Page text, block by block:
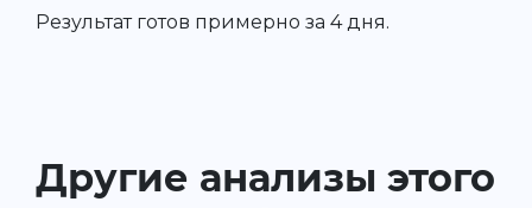
Результат готов примерно за 4 дня.
Другие анализы этого